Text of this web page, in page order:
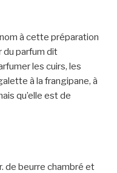
à cette préparation
du parfum dit
les cuirs, les
à la frangipane, à
qu’elle est de
de beurre chambré et